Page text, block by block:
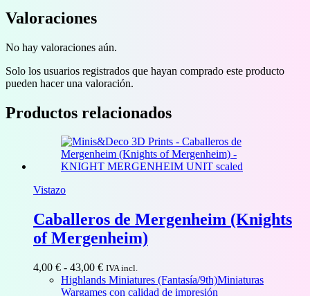
Valoraciones
No hay valoraciones aún.
Solo los usuarios registrados que hayan comprado este producto
pueden hacer una valoración.
Productos relacionados
Vistazo
Caballeros de Mergenheim (Knights
of Mergenheim)
4,00 € - 43,00 €Rango
de
precios:
IVA incl.
Highlands Miniatures (Fantasía/9th)Miniaturas
Wargames con calidad de impresión